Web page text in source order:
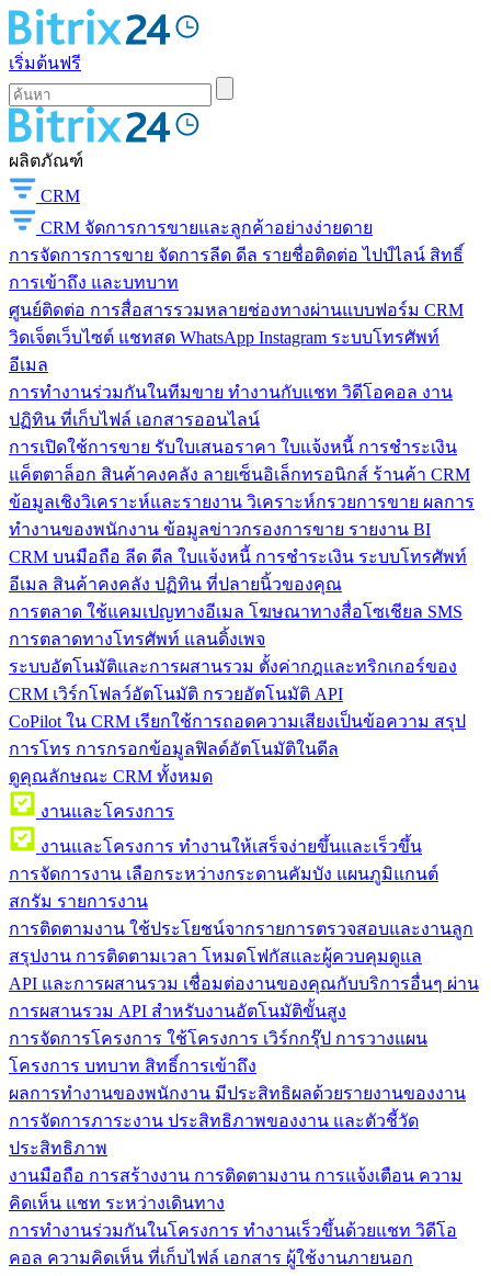
เริ่มต้นฟรี
ผลิตภัณฑ์
CRM
CRM จัดการการขายและลูกค้าอย่างง่ายดาย
การจัดการการขาย จัดการลีด ดีล รายชื่อติดต่อ ไปป์ไลน์ สิทธิ์
การเข้าถึง และบทบาท
ศูนย์ติดต่อ การสื่อสารรวมหลายช่องทางผ่านแบบฟอร์ม CRM
วิดเจ็ตเว็บไซต์ แชทสด WhatsApp Instagram ระบบโทรศัพท์
อีเมล
การทำงานร่วมกันในทีมขาย ทำงานกับแชท วิดีโอคอล งาน
ปฏิทิน ที่เก็บไฟล์ เอกสารออนไลน์
การเปิดใช้การขาย รับใบเสนอราคา ใบแจ้งหนี้ การชำระเงิน
แค็ตตาล็อก สินค้าคงคลัง ลายเซ็นอิเล็กทรอนิกส์ ร้านค้า CRM
ข้อมูลเชิงวิเคราะห์และรายงาน วิเคราะห์กรวยการขาย ผลการ
ทำงานของพนักงาน ข้อมูลข่าวกรองการขาย รายงาน BI
CRM บนมือถือ ลีด ดีล ใบแจ้งหนี้ การชำระเงิน ระบบโทรศัพท์
อีเมล สินค้าคงคลัง ปฏิทิน ที่ปลายนิ้วของคุณ
การตลาด ใช้แคมเปญทางอีเมล โฆษณาทางสื่อโซเชียล SMS
การตลาดทางโทรศัพท์ แลนดิ้งเพจ
ระบบอัตโนมัติและการผสานรวม ตั้งค่ากฎและทริกเกอร์ของ
CRM เวิร์กโฟลว์อัตโนมัติ กรวยอัตโนมัติ API
CoPilot ใน CRM เรียกใช้การถอดความเสียงเป็นข้อความ สรุป
การโทร การกรอกข้อมูลฟิลด์อัตโนมัติในดีล
ดูคุณลักษณะ CRM ทั้งหมด
งานและโครงการ
งานและโครงการ ทำงานให้เสร็จง่ายขึ้นและเร็วขึ้น
การจัดการงาน เลือกระหว่างกระดานคัมบัง แผนภูมิแกนต์
สกรัม รายการงาน
การติดตามงาน ใช้ประโยชน์จากรายการตรวจสอบและงานลูก
สรุปงาน การติดตามเวลา โหมดโฟกัสและผู้ควบคุมดูแล
API และการผสานรวม เชื่อมต่องานของคุณกับบริการอื่นๆ ผ่าน
การผสานรวม API สำหรับงานอัตโนมัติขั้นสูง
การจัดการโครงการ ใช้โครงการ เวิร์กกรุ๊ป การวางแผน
โครงการ บทบาท สิทธิ์การเข้าถึง
ผลการทำงานของพนักงาน มีประสิทธิผลด้วยรายงานของงาน
การจัดการภาระงาน ประสิทธิภาพของงาน และตัวชี้วัด
ประสิทธิภาพ
งานมือถือ การสร้างงาน การติดตามงาน การแจ้งเตือน ความ
คิดเห็น แชท ระหว่างเดินทาง
การทำงานร่วมกันในโครงการ ทํางานเร็วขึ้นด้วยแชท วิดีโอ
คอล ความคิดเห็น ที่เก็บไฟล์ เอกสาร ผู้ใช้งานภายนอก